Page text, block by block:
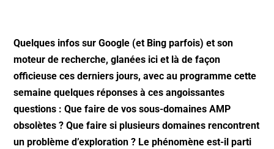
Quelques infos sur Google (et Bing parfois) et son
moteur de recherche, glanées ici et là de façon
officieuse ces derniers jours, avec au programme cette
semaine quelques réponses à ces angoissantes
questions : Que faire de vos sous-domaines AMP
obsolètes ? Que faire si plusieurs domaines rencontrent
un problème d’exploration ? Le phénomène est-il parti